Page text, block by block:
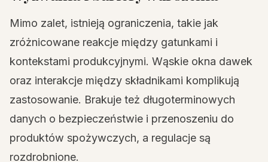
Mimo zalet, istnieją ograniczenia, takie jak
zróżnicowane reakcje między gatunkami i
kontekstami produkcyjnymi. Wąskie okna dawek
oraz interakcje między składnikami komplikują
zastosowanie. Brakuje też długoterminowych
danych o bezpieczeństwie i przenoszeniu do
produktów spożywczych, a regulacje są
rozdrobnione.